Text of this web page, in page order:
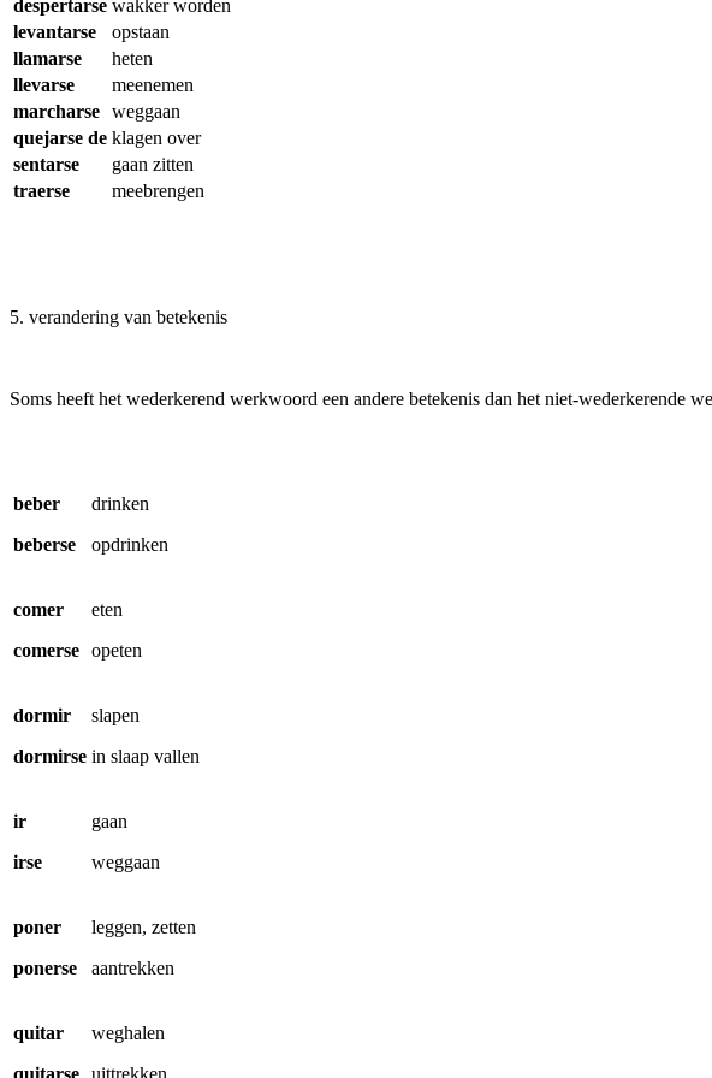
despertarse wakker worden
levantarse
opstaan
llamarse
heten
llevarse
meenemen
marcharse weggaan
quejarse de klagen over
sentarse
gaan zitten
traerse
meebrengen
5. verandering van betekenis
Soms heeft het wederkerend werkwoord een andere betekenis dan het niet-wederkerende
beber
beberse
drinken
opdrinken
comer
comerse
eten
opeten
dormir
dormirse
slapen
in slaap vallen
ir
irse
gaan
weggaan
poner
ponerse
leggen, zetten
aantrekken
quitar
quitarse
weghalen
uittrekken